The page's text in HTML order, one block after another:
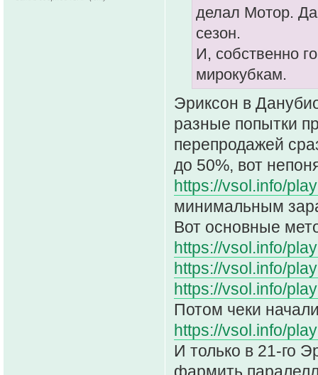
делал Мотор.
сезон.
И, собственно
мирокубкам.
Эриксон в
разные попытки
перепродажей
до 50%, вот
https://vsol.info/
минимальным
Вот основные
https://vsol.info/
https://vsol.info/
https://vsol.info/
Потом чеки
https://vsol.info/
И только в 21-го